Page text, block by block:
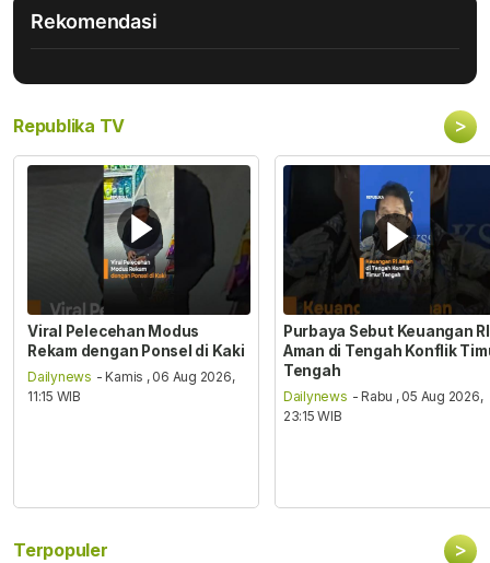
Rekomendasi
Republika TV >
Viral Pelecehan Modus
Rekam dengan Ponsel di Kaki
Dailynews - Kamis , 06 Aug 2026,
11:15 WIB
Purbaya Sebut Keuangan RI
Aman di Tengah Konflik
Tengah
Dailynews - Rabu , 05 Aug 2026,
23:15 WIB
Terpopuler >